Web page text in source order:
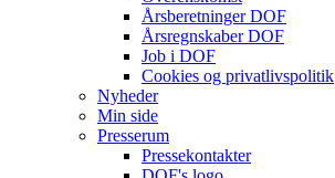
Årsberetninger DOF
Årsregnskaber DOF
Job i DOF
Cookies og privatlivspolitik
Nyheder
Min side
Presserum
Pressekontakter